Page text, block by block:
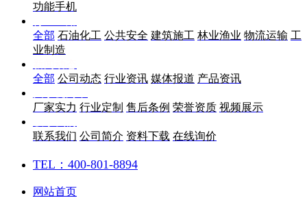
功能手机
全部 石油化工 公共安全 建筑施工 林业渔业 物流运输 工
业制造
全部 公司动态 行业资讯 媒体报道 产品资讯
厂家实力 行业定制 售后条例 荣誉资质 视频展示
联系我们 公司简介 资料下载 在线询价
TEL：400-801-8894
网站首页